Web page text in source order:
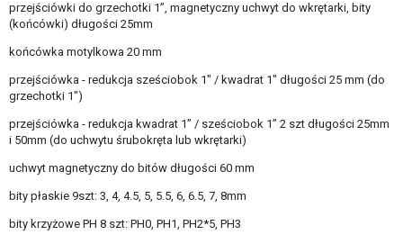
przejściówki do grzechotki 1”, magnetyczny uchwyt do wkrętarki, bity
(końcówki) długości 25mm
końcówka motylkowa 20 mm
przejściówka - redukcja sześciobok 1" / kwadrat 1" długości 25 mm (do
grzechotki 1")
przejściówka - redukcja kwadrat 1” / sześciobok 1” 2 szt długości 25mm
i 50mm (do uchwytu śrubokręta lub wkrętarki)
uchwyt magnetyczny do bitów długości 60 mm
bity płaskie 9szt: 3, 4, 4.5, 5, 5.5, 6, 6.5, 7, 8mm
bity krzyżowe PH 8 szt: PH0, PH1, PH2*5, PH3